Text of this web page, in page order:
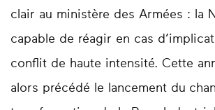
clair au ministère des Armées : la
capable de réagir en cas
conflit de haute intensité. Cette
alors précédé le lancement du